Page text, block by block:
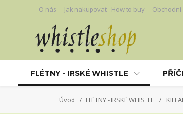
O nás Jak nakupovat - How to buy
FLÉTNY - IRSKÉ WHISTLE
Úvod FLÉTNY - IRSKÉ WHISTLE